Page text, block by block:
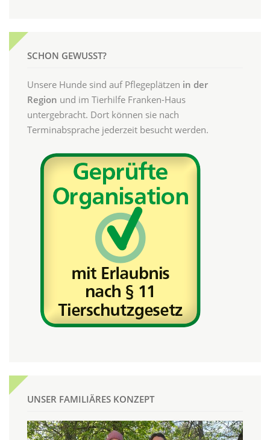
SCHON GEWUSST?
Unsere Hunde sind auf Pflegeplätzen in der
Region und im Tierhilfe Franken-Haus
untergebracht. Dort können sie nach
Terminabsprache jederzeit besucht werden.
UNSER FAMILIÄRES KONZEPT